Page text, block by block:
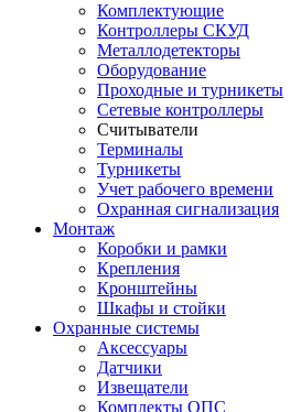
Комплектующие
Контроллеры СКУД
Металлодетекторы
Оборудование
Проходные и турникеты
Сетевые контроллеры
Считыватели
Терминалы
Турникеты
Учет рабочего времени
Охранная сигнализация
Монтаж
Коробки и рамки
Крепления
Кронштейны
Шкафы и стойки
Охранные системы
Аксессуары
Датчики
Извещатели
Комплекты ОПС